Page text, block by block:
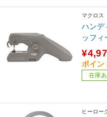
マクロス
ハンデ
ッフィ
ポイン
在庫あ
ヒーロー